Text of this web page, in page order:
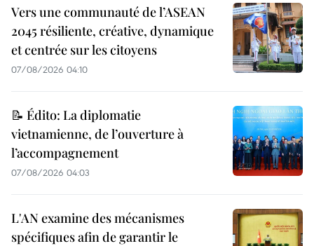
Vers une communauté de l’ASEAN
2045 résiliente, créative, dynamique
et centrée sur les citoyens
07/08/2026 04:10
📝 Édito: La diplomatie
vietnamienne, de l’ouverture à
l’accompagnement
07/08/2026 04:03
L'AN examine des mécanismes
spécifiques afin de garantir le